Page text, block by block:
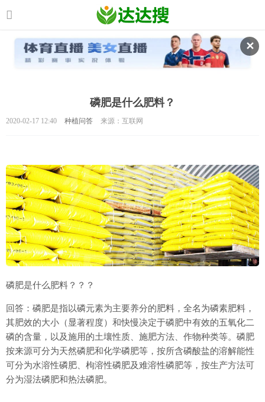
✕
磷肥是什么肥料？
2020-02-17 12:40 种植问答 来源：互联网
磷肥是什么肥料？？？
回答：磷肥是指以磷元素为主要养分的肥料，全名为磷素肥料，
其肥效的大小（显著程度）和快慢决定于磷肥中有效的五氧化二
磷的含量，以及施用的土壤性质、施肥方法、作物种类等。磷肥
按来源可分为天然磷肥和化学磷肥等，按所含磷酸盐的溶解能性
可分为水溶性磷肥、枸溶性磷肥及难溶性磷肥等，按生产方法可
分为湿法磷肥和热法磷肥。